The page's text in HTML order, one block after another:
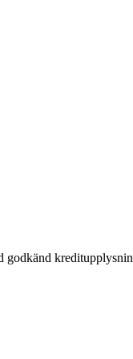
godkänd